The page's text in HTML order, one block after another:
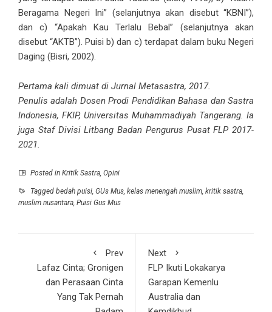
Beragama Negeri Ini” (selanjutnya akan disebut “KBNI”),
dan c) “Apakah Kau Terlalu Bebal” (selanjutnya akan
disebut “AKTB”). Puisi b) dan c) terdapat dalam buku Negeri
Daging (Bisri, 2002).
Pertama kali dimuat di Jurnal Metasastra, 2017.
Penulis adalah Dosen Prodi Pendidikan Bahasa dan Sastra
Indonesia, FKIP, Universitas Muhammadiyah Tangerang. Ia
juga Staf Divisi Litbang Badan Pengurus Pusat FLP 2017-
2021.
Posted in Kritik Sastra, Opini
Tagged bedah puisi, GUs Mus, kelas menengah muslim, kritik sastra,
muslim nusantara, Puisi Gus Mus
Prev
Lafaz Cinta; Gronigen
dan Perasaan Cinta
Yang Tak Pernah
Next
FLP Ikuti Lokakarya
Garapan Kemenlu
Australia dan